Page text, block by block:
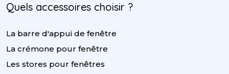
Quels accessoires choisir ?
La barre d'appui de fenêtre
La crémone pour fenêtre
Les stores pour fenêtres